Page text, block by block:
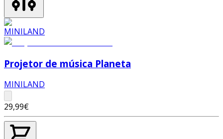
Projetor de música Planeta
MINILAND
29,99€